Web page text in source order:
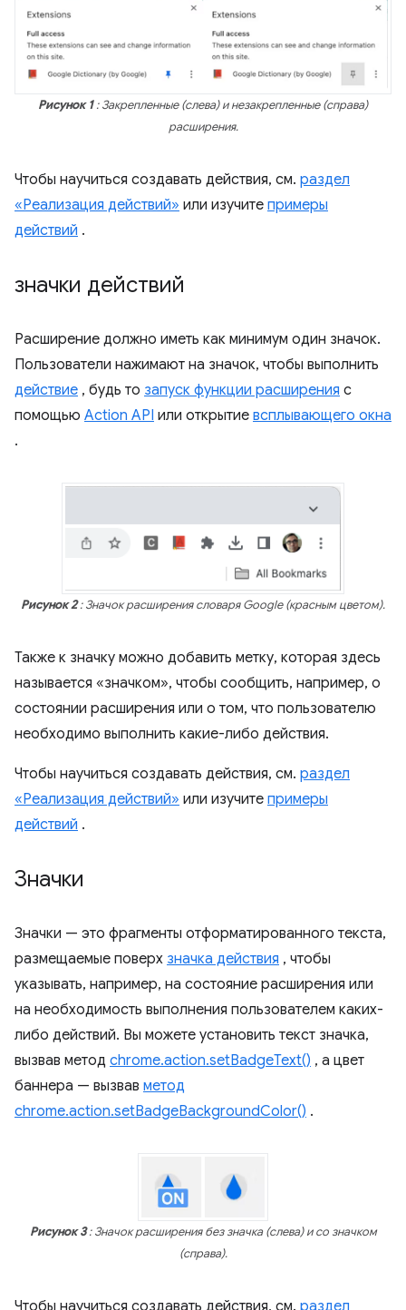
Рисунок 1: Закрепленные (слева) и незакрепленные (справа)
расширения.
Чтобы научиться создавать действия, см. раздел
«Реализация действий» или изучите примеры
действий .
значки действий
Расширение должно иметь как минимум один значок.
Пользователи нажимают на значок, чтобы выполнить
действие , будь то запуск функции расширения с
помощью Action API или открытие всплывающего окна
.
Рисунок 2: Значок расширения словаря Google (красным цветом).
Также к значку можно добавить метку, которая здесь
называется «значком», чтобы сообщить, например, о
состоянии расширения или о том, что пользователю
необходимо выполнить какие-либо действия.
Чтобы научиться создавать действия, см. раздел
«Реализация действий» или изучите примеры
действий .
Значки
Значки — это фрагменты отформатированного текста,
размещаемые поверх значка действия , чтобы
указывать, например, на состояние расширения или
на необходимость выполнения пользователем каких-
либо действий. Вы можете установить текст значка,
вызвав метод chrome.action.setBadgeText() , а цвет
баннера — вызвав метод
chrome.action.setBadgeBackgroundColor() .
Рисунок 3: Значок расширения без значка (слева) и со значком
(справа).
Чтобы научиться создавать действия, см. раздел